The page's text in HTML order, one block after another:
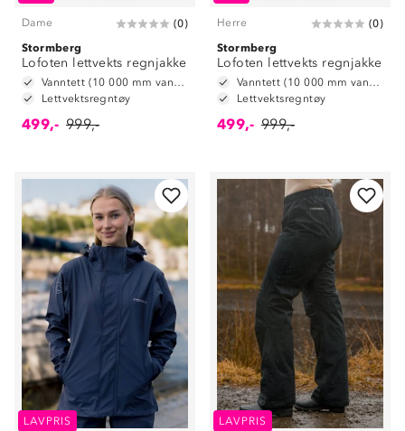
Dame (0)
Stormberg
Lofoten lettvekts regnjakke
Vanntett (10 000 mm vannsøyle)
Lettvektsregntøy
499,- 999,-
Herre (0)
Stormberg
Lofoten lettvekts regnjakke
Vanntett (10 000 mm vannsøyle)
Lettvektsregntøy
499,- 999,-
LAVPRIS LAVPRIS